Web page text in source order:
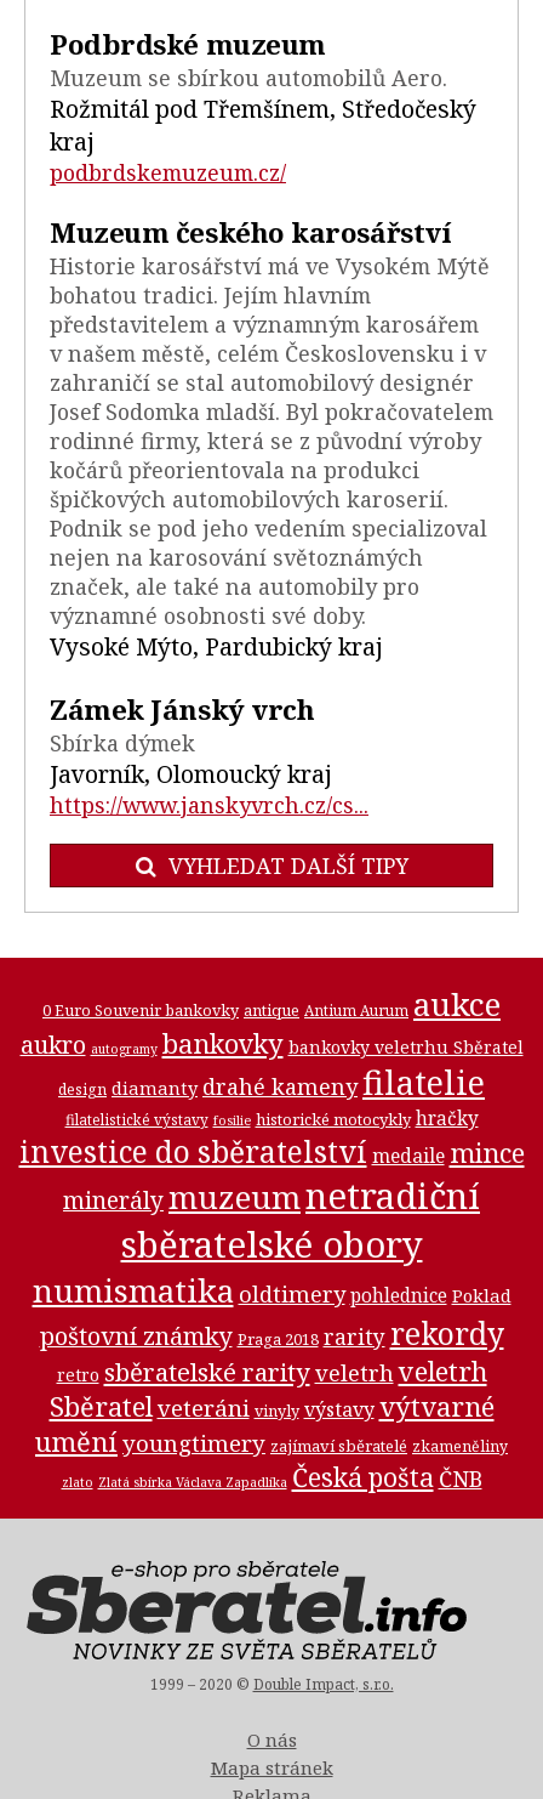
Podbrdské muzeum
Muzeum se sbírkou automobilů Aero.
Rožmitál pod Třemšínem, Středočeský
kraj
podbrdskemuzeum.cz/
Muzeum českého karosářství
Historie karosářství má ve Vysokém Mýtě
bohatou tradici. Jejím hlavním
představitelem a významným karosářem
v našem městě, celém Československu i v
zahraničí se stal automobilový designér
Josef Sodomka mladší. Byl pokračovatelem
rodinné firmy, která se z původní výroby
kočárů přeorientovala na produkci
špičkových automobilových karoserií.
Podnik se pod jeho vedením specializoval
nejen na karosování světoznámých
značek, ale také na automobily pro
významné osobnosti své doby.
Vysoké Mýto, Pardubický kraj
Zámek Jánský vrch
Sbírka dýmek
Javorník, Olomoucký kraj
https://www.janskyvrch.cz/cs...
VYHLEDAT DALŠÍ TIPY
0 Euro Souvenir bankovky antique Antium Aurum aukce
aukro autogramy bankovky bankovky veletrhu Sběratel
design diamanty drahé kamenyfilatelie
filatelistické výstavy fosilie historické motocykly hračky
investice do sběratelství medaile mince
minerálymuzeumnetradiční
sběratelské obory
numismatika oldtimery pohlednice Poklad
poštovní známky Praga 2018 rarity rekordy
retro sběratelské rarityveletrhveletrh
Sběratelveteráni vinyly výstavy výtvarné
uměníyoungtimery zajímaví sběratelé zkameněliny
zlato Zlatá sbírka Václava Zapadlíka Česká pošta ČNB
1999 – 2020 © Double Impact, s.r.o.
O nás
Mapa stránek